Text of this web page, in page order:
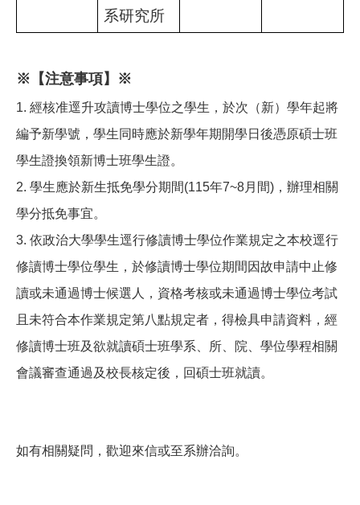
系研究所
※【注意事項】※
1. 經核准逕升攻讀博士學位之學生，於次（新）學年起將
編予新學號，學生同時應於新學年期開學日後憑原碩士班
學生證換領新博士班學生證。
2. 學生應於新生抵免學分期間(115年7~8月間)，辦理相關
學分抵免事宜。
3. 依政治大學學生逕行修讀博士學位作業規定之本校逕行
修讀博士學位學生，於修讀博士學位期間因故申請中止修
讀或未通過博士候選人，資格考核或未通過博士學位考試
且未符合本作業規定第八點規定者，得檢具申請資料，經
修讀博士班及欲就讀碩士班學系、所、院、學位學程相關
會議審查通過及校長核定後，回碩士班就讀。
如有相關疑問，歡迎來信或至系辦洽詢。